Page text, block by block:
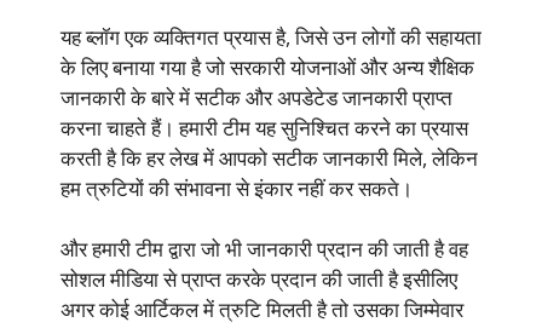
यह ब्लॉग एक व्यक्तिगत प्रयास है, जिसे उन लोगों की सहायता
के लिए बनाया गया है जो सरकारी योजनाओं और अन्य शैक्षिक
जानकारी के बारे में सटीक और अपडेटेड जानकारी प्राप्त
करना चाहते हैं। हमारी टीम यह सुनिश्चित करने का प्रयास
करती है कि हर लेख में आपको सटीक जानकारी मिले, लेकिन
हम त्रुटियों की संभावना से इंकार नहीं कर सकते।
और हमारी टीम द्वारा जो भी जानकारी प्रदान की जाती है वह
सोशल मीडिया से प्राप्त करके प्रदान की जाती है इसीलिए
अगर कोई आर्टिकल में त्रुटि मिलती है तो उसका जिम्मेवार